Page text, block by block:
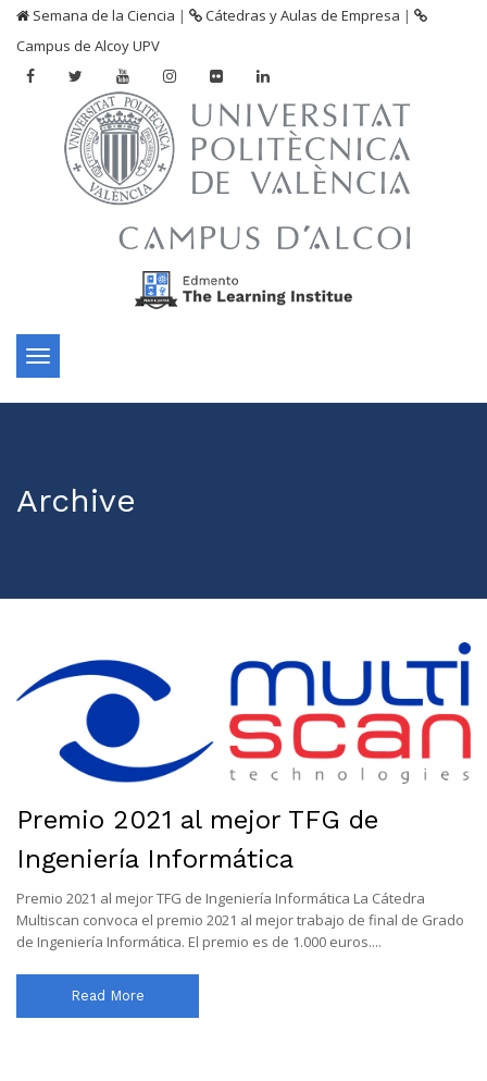
Semana de la Ciencia | Cátedras y Aulas de Empresa |
Campus de Alcoy UPV
Toggle
navigation
Archive
Premio 2021 al mejor TFG de
Ingeniería Informática
Premio 2021 al mejor TFG de Ingeniería Informática La Cátedra
Multiscan convoca el premio 2021 al mejor trabajo de final de Grado
de Ingeniería Informática. El premio es de 1.000 euros....
Read More